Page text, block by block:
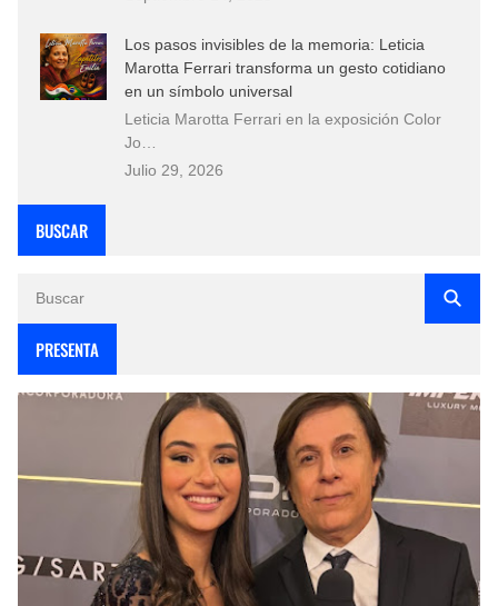
Los pasos invisibles de la memoria: Leticia
Marotta Ferrari transforma un gesto cotidiano
en un símbolo universal
Leticia Marotta Ferrari en la exposición Color
Jo…
Julio 29, 2026
BUSCAR
PRESENTA